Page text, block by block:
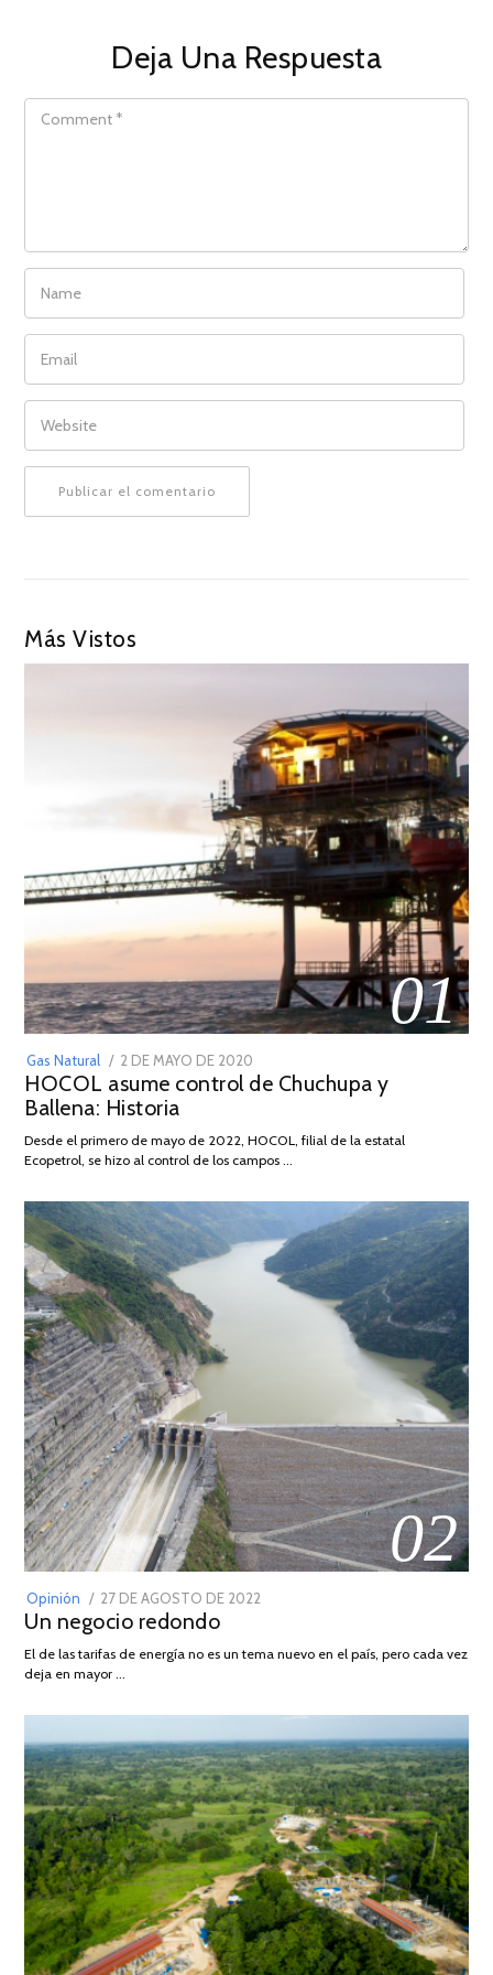
Deja Una Respuesta
COMMENT
NAME
EMAIL
WEBSITE
Más Vistos
01
Gas Natural
POSTED
ON
2 DE MAYO DE 2020
DE
2026
HOCOL asume control de Chuchupa y
Ballena: Historia
Desde el primero de mayo de 2022, HOCOL, filial de la estatal
Ecopetrol, se hizo al control de los campos …
02
Opinión
POSTED
ON
27 DE AGOSTO DE 2022
DE
Un negocio redondo
El de las tarifas de energía no es un tema nuevo en el país, pero cada vez
deja en mayor …